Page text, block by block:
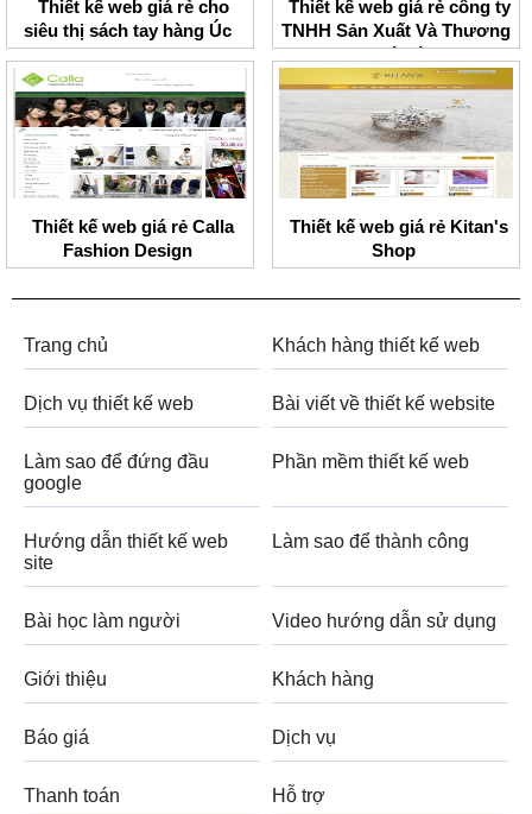
Thiết kế web giá rẻ cho
siêu thị sách tay hàng Úc
Thiết kế web giá rẻ công ty
TNHH Sản Xuất Và Thương
Mại Đá Sáng
Thiết kế web giá rẻ Calla
Fashion Design
Thiết kế web giá rẻ Kitan's
Shop
Trang chủ Khách hàng thiết kế web
Dịch vụ thiết kế web Bài viết về thiết kế website
Làm sao để đứng đầu
google
Phần mềm thiết kế web
Hướng dẫn thiết kế web
site
Làm sao để thành công
Bài học làm người Video hướng dẫn sử dụng
Giới thiệu Khách hàng
Báo giá Dịch vụ
Thanh toán Hỗ trợ